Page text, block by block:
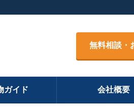
無料相談・
ガイド 会社概要